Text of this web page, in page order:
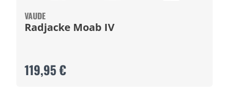
VAUDE
Radjacke Moab IV
119,95 €